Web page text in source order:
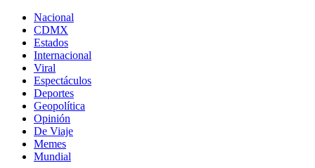
Nacional
CDMX
Estados
Internacional
Viral
Espectáculos
Deportes
Geopolítica
Opinión
De Viaje
Memes
Mundial